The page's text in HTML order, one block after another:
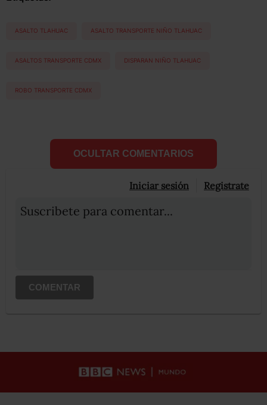
ASALTO TLAHUAC ASALTO TRANSPORTE NIÑO TLAHUAC
ASALTOS TRANSPORTE CDMX DISPARAN NIÑO TLAHUAC
ROBO TRANSPORTE CDMX
OCULTAR COMENTARIOS
Iniciar sesión Registrate
Suscribete para comentar...
COMENTAR